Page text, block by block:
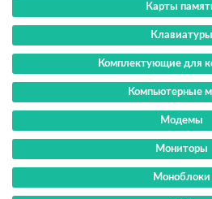
Карты
Клавиатуры
Комплектующие для
Компьютерные
Модемы
Мониторы
Моноблоки